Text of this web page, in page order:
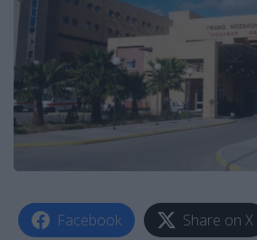
Facebook Share on X